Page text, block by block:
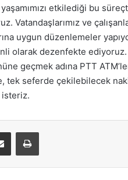
etkilediği bu
Vatandaşlarımız ve
uygun düzenlemeler
olarak dezenfekte
geçmek adına PTT
tek seferde çekilebilecek
isteriz.
E-Posta ile paylaş Yazdır